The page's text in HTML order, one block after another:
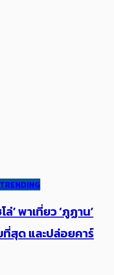
TRENDING
’ ​​พาเที่ยว ‘ภูฏาน’
สุด​​ และปล่อยคาร์​